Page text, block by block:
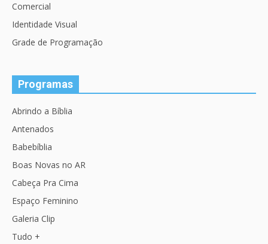
Comercial
Identidade Visual
Grade de Programação
Programas
Abrindo a Bíblia
Antenados
Babebíblia
Boas Novas no AR
Cabeça Pra Cima
Espaço Feminino
Galeria Clip
Tudo +